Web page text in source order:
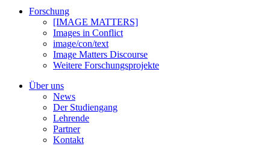
Forschung
[IMAGE MATTERS]
Images in Conflict
image/con/text
Image Matters Discourse
Weitere Forschungsprojekte
Über uns
News
Der Studiengang
Lehrende
Partner
Kontakt